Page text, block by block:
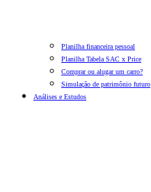
Planilha financeira pessoal
Planilha Tabela SAC x Price
Comprar ou alugar um carro?
Simulação de patrimônio futuro
Análises e Estudos